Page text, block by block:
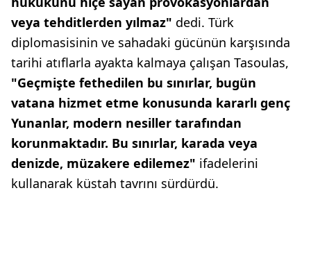
veya tehditlerden yılmaz" dedi. Türk
diplomasisinin ve sahadaki gücünün karşısında
tarihi atıflarla ayakta kalmaya çalışan Tasoulas,
"Geçmişte fethedilen bu sınırlar, bugün
vatana hizmet etme konusunda kararlı genç
Yunanlar, modern nesiller tarafından
korunmaktadır. Bu sınırlar, karada veya
denizde, müzakere edilemez" ifadelerini
kullanarak küstah tavrını sürdürdü.